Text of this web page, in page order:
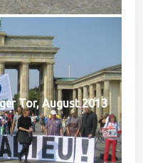
Tor, August 2013